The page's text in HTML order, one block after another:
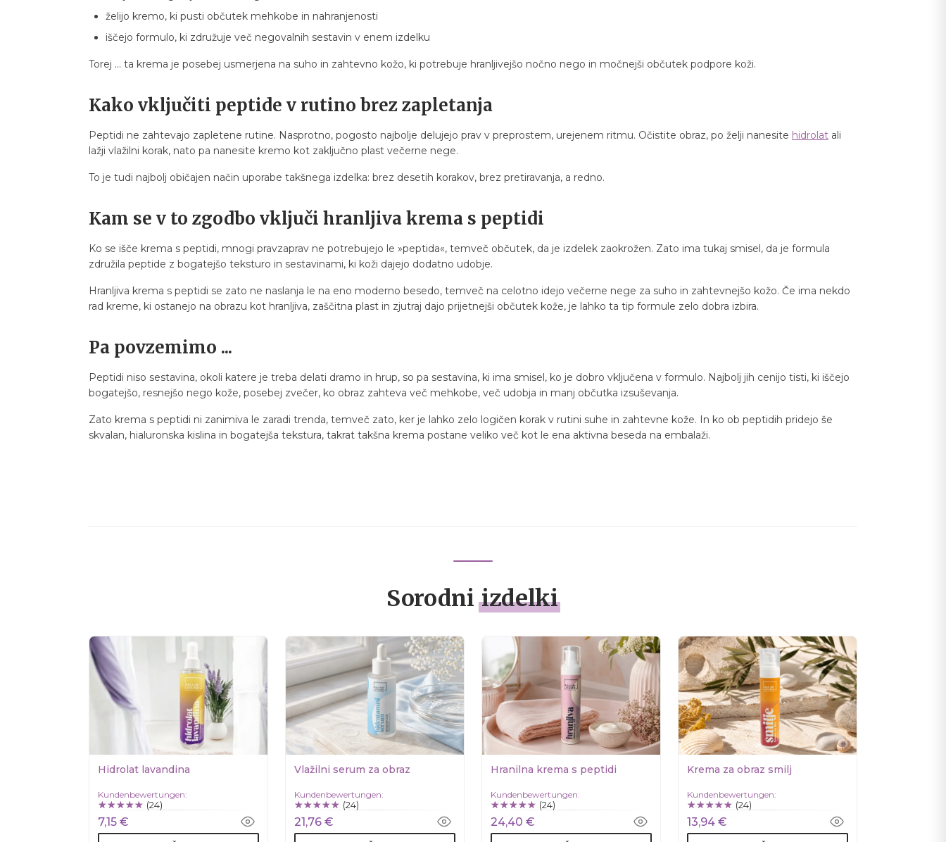
želijo kremo, ki pusti občutek mehkobe in nahranjenosti
iščejo formulo, ki združuje več negovalnih sestavin v enem izdelku
Torej ... ta krema je posebej usmerjena na suho in zahtevno kožo, ki potrebuje hranljivejšo nočno nego in močnejši občutek podpore koži.
Kako vključiti peptide v rutino brez zapletanja
Peptidi ne zahtevajo zapletene rutine. Nasprotno, pogosto najbolje delujejo prav v preprostem, urejenem ritmu. Očistite obraz, po želji nanesite hidrolat ali
lažji vlažilni korak, nato pa nanesite kremo kot zaključno plast večerne nege.
To je tudi najbolj običajen način uporabe takšnega izdelka: brez desetih korakov, brez pretiravanja, a redno.
Kam se v to zgodbo vključi hranljiva krema s peptidi
Ko se išče krema s peptidi, mnogi pravzaprav ne potrebujejo le »peptida«, temveč občutek, da je izdelek zaokrožen. Zato ima tukaj smisel, da je formula
združila peptide z bogatejšo teksturo in sestavinami, ki koži dajejo dodatno udobje.
Hranljiva krema s peptidi se zato ne naslanja le na eno moderno besedo, temveč na celotno idejo večerne nege za suho in zahtevnejšo kožo. Če ima nekdo
rad kreme, ki ostanejo na obrazu kot hranljiva, zaščitna plast in zjutraj dajo prijetnejši občutek kože, je lahko ta tip formule zelo dobra izbira.
Pa povzemimo ...
Peptidi niso sestavina, okoli katere je treba delati dramo in hrup, so pa sestavina, ki ima smisel, ko je dobro vključena v formulo. Najbolj jih cenijo tisti, ki iščejo
bogatejšo, resnejšo nego kože, posebej zvečer, ko obraz zahteva več mehkobe, več udobja in manj občutka izsuševanja.
Zato krema s peptidi ni zanimiva le zaradi trenda, temveč zato, ker je lahko zelo logičen korak v rutini suhe in zahtevne kože. In ko ob peptidih pridejo še
skvalan, hialuronska kislina in bogatejša tekstura, takrat takšna krema postane veliko več kot le ena aktivna beseda na embalaži.
Sorodniizdelki
Hidrolat lavandina
Kundenbewertungen:
(24)
7,15 €
Vlažilni serum za obraz
Kundenbewertungen:
(24)
21,76 €
Hranilna krema s peptidi
Kundenbewertungen:
(24)
24,40 €
Krema za obraz smilj
Kundenbewertungen:
(24)
13,94 €